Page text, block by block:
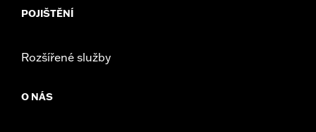
POJIŠTĚNÍ
Rozšířené služby
O NÁS